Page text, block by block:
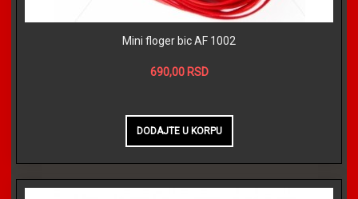
Mini floger bic AF 1002
690,00 RSD